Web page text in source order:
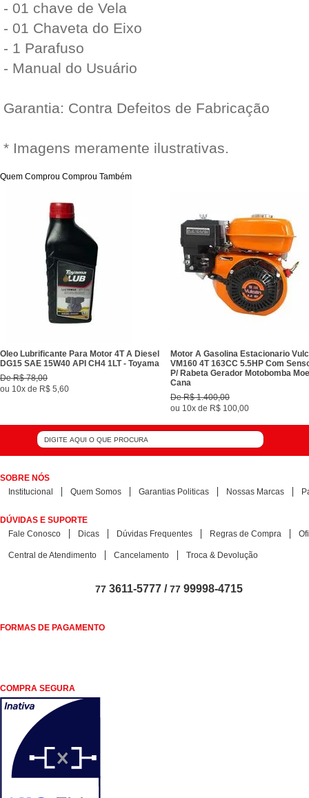
- 01 chave de Vela
- 01 Chaveta do Eixo
- 1 Parafuso
- Manual do Usuário
Garantia: Contra Defeitos de Fabricação
* Imagens meramente ilustrativas.
Quem Comprou Comprou Também
Oleo Lubrificante Para Motor 4T A Diesel
DG15 SAE 15W40 API CH4 1LT - Toyama
DeR$ 78,00
ou 10x de R$ 5,60
Motor A Gasolina Estacionario
VM160 4T 163CC 5.5HP Com
P/ Rabeta Gerador Motobomba
Cana
DeR$ 1.400,00
ou 10x de R$ 100,00
SOBRE NÓS
Institucional
Quem Somos Garantias Politicas Nossas Marcas
DÚVIDAS E SUPORTE
Fale Conosco
Dicas Dúvidas Frequentes Regras de Compra
Central de Atendimento Cancelamento Troca & Devolução
77 3611-5777 /77 99998-4715
FORMAS DE PAGAMENTO
COMPRA SEGURA